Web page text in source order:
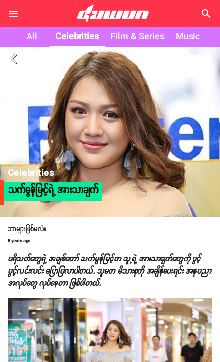
search
All Celebrities Film & Series Music
arrow_back_ios
Celebrities
သက်မွန်မြင့်ရဲ့ အားသာချက်
ဘာများဖြစ်မလဲ။
8 years ago
ပရိသတ်တွေရဲ့ အချစ်တော် သက်မွန်မြင့်က သူ့ရဲ့ အားသာချက်တွေကို ပွင့်
ပွင့်လင်းလင်း ပြောပြလာပါတယ်. သူမက မိသားစုကို အချိန်ပေးရင်း အနုပညာ
အလုပ်တွေ လုပ်နေတာ ဖြစ်ပါတယ်.